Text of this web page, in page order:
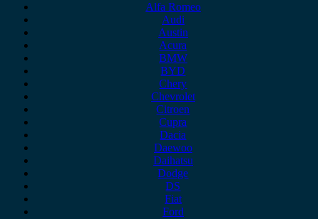
Alfa Romeo
Audi
Austin
Acura
BMW
BYD
Chery
Chevrolet
Citroen
Cupra
Dacia
Daewoo
Daihatsu
Dodge
DS
Fiat
Ford